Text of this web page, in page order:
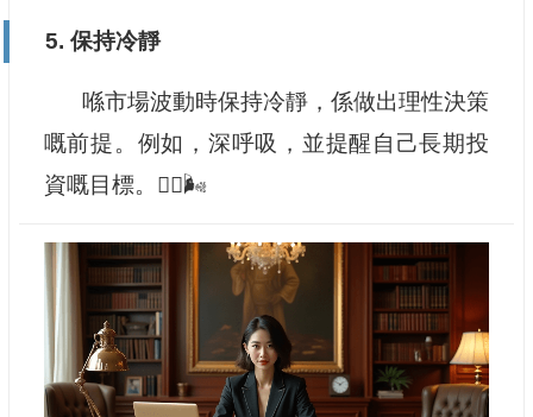
5. 保持冷靜
喺市場波動時保持冷靜，係做出理性決策
嘅前提。例如，深呼吸，並提醒自己長期投
資嘅目標。🧘‍♂️🌬️